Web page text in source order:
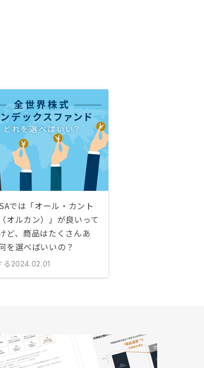
では「オール・カント
オルカン）」が良いって
ど、商品はたくさんあ
を選べばいいの？
る 2024.02.01